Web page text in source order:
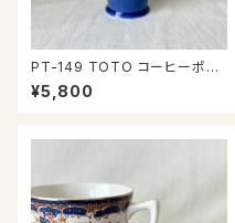
PT-149 TOTO コーヒーポッ
ト
¥5,800